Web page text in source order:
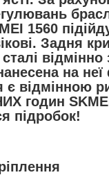
1560
Задня
на
є відмінною
годин
підробок!